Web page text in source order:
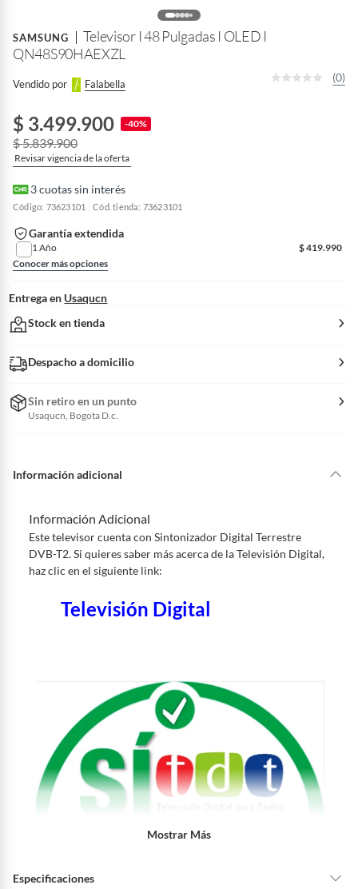
SAMSUNG
Televisor I 48 Pulgadas I OLED I
QN48S90HAEXZL
Vendido por Falabella
(0)
$ 3.499.900 -40%
$ 5.839.900
Revisar vigencia de la oferta
3cuotas sin interés
Código: 73623101 Cód. tienda: 73623101
Garantía extendida
1 Año $419.990
Conocer más opciones
Entrega en Usaqucn
Stock en tienda
Despacho a domicilio
Sin retiro en un punto
Usaqucn, Bogota D.c.
Información adicional
Información Adicional
Este televisor cuenta con Sintonizador Digital Terrestre
DVB-T2. Si quieres saber más acerca de la Televisión Digital,
haz clic en el siguiente link:
Televisión Digital
Mostrar Más
Especificaciones